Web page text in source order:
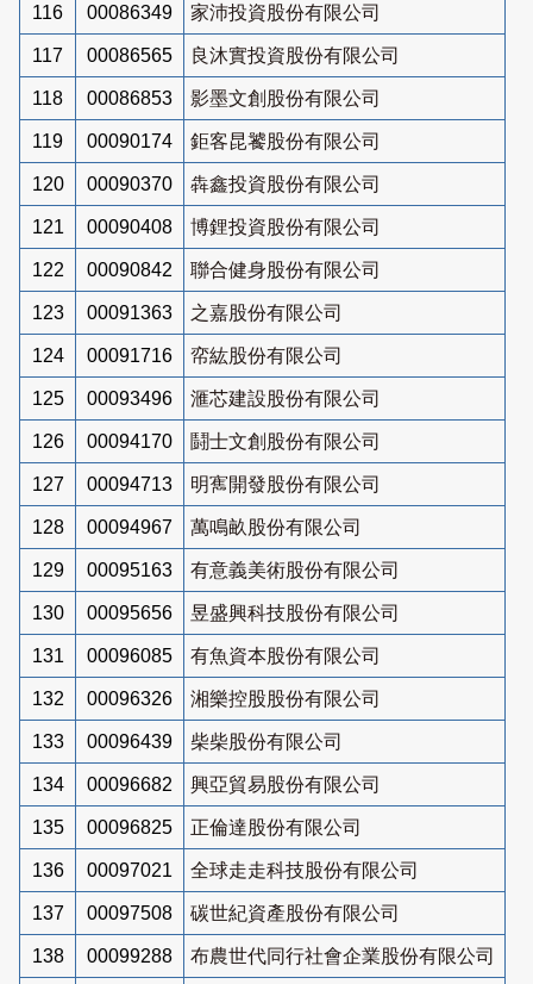
116 00086349 家沛投資股份有限公司
117 00086565 良沐實投資股份有限公司
118 00086853 影墨文創股份有限公司
119 00090174 鉅客昆饕股份有限公司
120 00090370 犇鑫投資股份有限公司
121 00090408 博鋰投資股份有限公司
122 00090842 聯合健身股份有限公司
123 00091363 之嘉股份有限公司
124 00091716 帟紘股份有限公司
125 00093496 滙芯建設股份有限公司
126 00094170 鬪士文創股份有限公司
127 00094713 明寯開發股份有限公司
128 00094967 萬鳴畝股份有限公司
129 00095163 有意義美術股份有限公司
130 00095656 昱盛興科技股份有限公司
131 00096085 有魚資本股份有限公司
132 00096326 湘樂控股股份有限公司
133 00096439 柴柴股份有限公司
134 00096682 興亞貿易股份有限公司
135 00096825 正倫達股份有限公司
136 00097021 全球走走科技股份有限公司
137 00097508 碳世紀資產股份有限公司
138 00099288 布農世代同行社會企業股份有限公司